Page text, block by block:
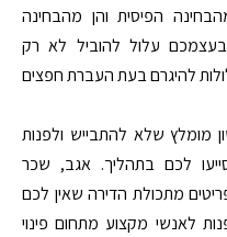
הפיסית והן מהבחינה
עלול להוביל לא רק
להיגרם בעת העברת חפצים
שלא להתבייש ולפנות
לכם בתהליך. אגב, שכר
מתכולת הדירה שאין לכם
לאנשי מקצוע מתחום פינוי